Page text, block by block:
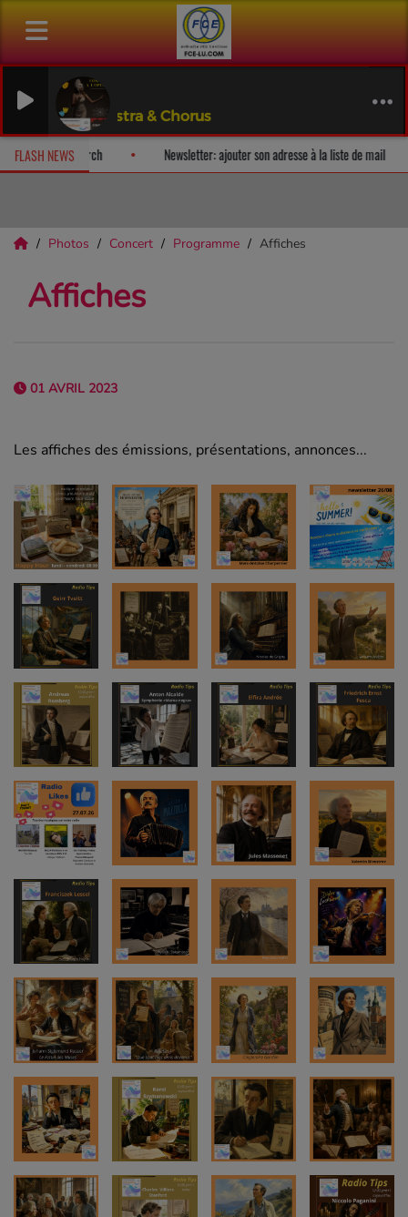
& Chorus
FLASH NEWS
surprise! Fan Releases & Merch Newsletter: ajouter son
Photos Concert Programme Affiches
Affiches
01 AVRIL 2023
Les affiches des émissions, présentations, annonces...